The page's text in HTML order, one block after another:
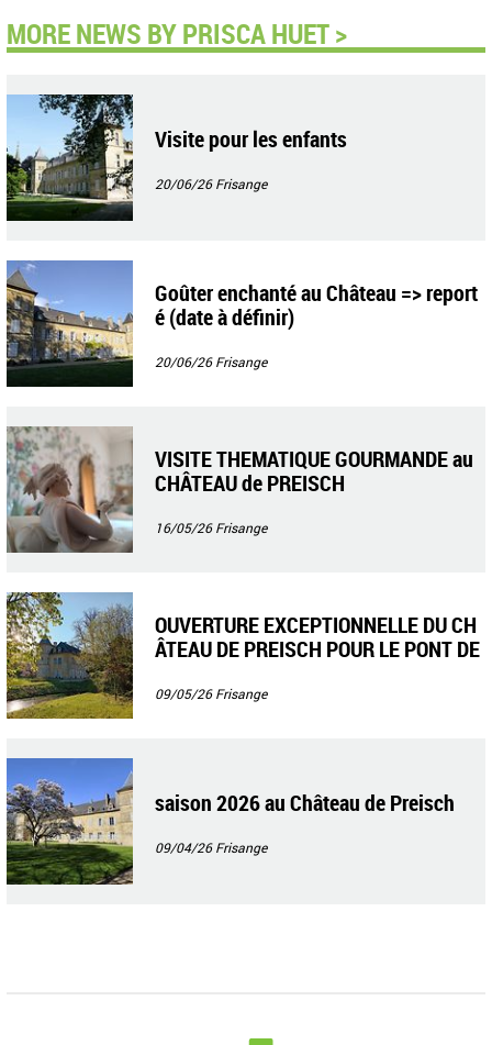
MORE NEWS BY PRISCA HUET >
Visite pour les enfants
20/06/26Frisange
Goûter enchanté au Château => report
é (date à définir)
20/06/26Frisange
VISITE THEMATIQUE GOURMANDE au
CHÂTEAU de PREISCH
16/05/26Frisange
OUVERTURE EXCEPTIONNELLE DU CH
ÂTEAU DE PREISCH POUR LE PONT DE
09/05/26Frisange
saison 2026 au Château de Preisch
09/04/26Frisange